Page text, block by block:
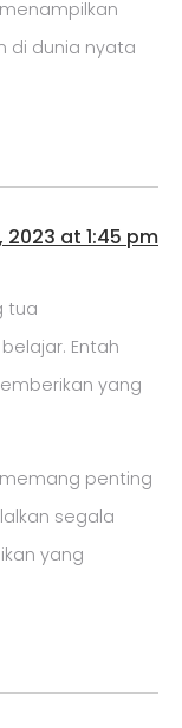
di dunia nyata
2023 at 1:45 pm
tua
Entah
yang
penting
segala
yang